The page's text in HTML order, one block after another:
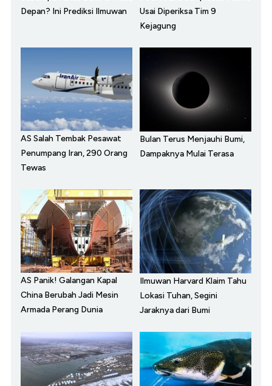
Depan? Ini Prediksi Ilmuwan
Usai Diperiksa Tim 9
Kejagung
AS Salah Tembak Pesawat
Penumpang Iran, 290 Orang
Tewas
Bulan Terus Menjauhi Bumi,
Dampaknya Mulai Terasa
AS Panik! Galangan Kapal
China Berubah Jadi Mesin
Armada Perang Dunia
Ilmuwan Harvard Klaim Tahu
Lokasi Tuhan, Segini
Jaraknya dari Bumi